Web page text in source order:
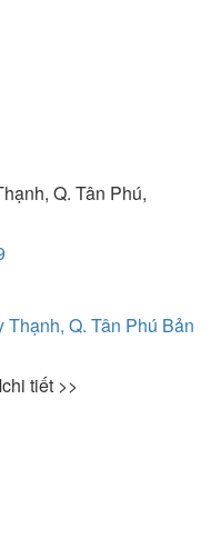
Q. Tân Phú,
Thạnh, Q. Tân Phú Bản
chi tiết >>